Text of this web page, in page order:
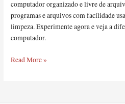
computador organizado e livre de
programas e arquivos com facilidade
limpeza. Experimente agora e veja a
computador.
Read More »